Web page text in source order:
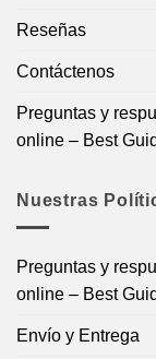
Reseñas
Contáctenos
Preguntas y
online – Best
Nuestras
Preguntas y
online – Best
Envío y Entrega